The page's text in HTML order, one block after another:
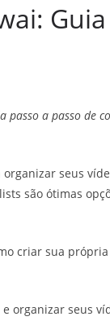
passo a passo de
seus
são ótimas
criar sua
organizar seus